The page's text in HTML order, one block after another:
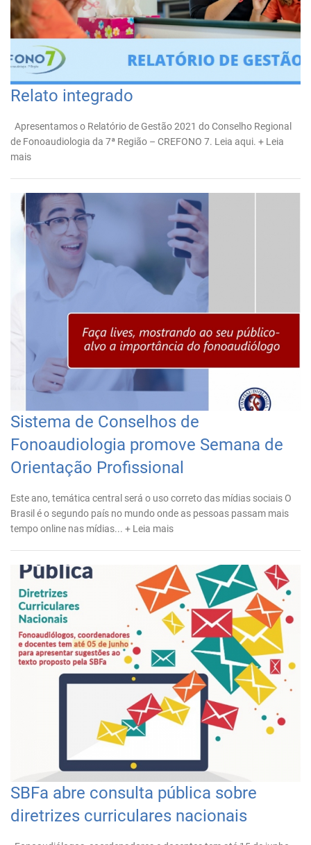
Relato integrado
Apresentamos o Relatório de Gestão 2021 do Conselho Regional
de Fonoaudiologia da 7ª Região – CREFONO 7. Leia aqui. + Leia
mais
Sistema de Conselhos de
Fonoaudiologia promove Semana de
Orientação Profissional
Este ano, temática central será o uso correto das mídias sociais O
Brasil é o segundo país no mundo onde as pessoas passam mais
tempo online nas mídias... + Leia mais
SBFa abre consulta pública sobre
diretrizes curriculares nacionais